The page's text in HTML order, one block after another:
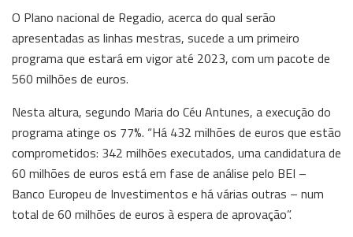
O Plano nacional de Regadio, acerca do qual serão
apresentadas as linhas mestras, sucede a um primeiro
programa que estará em vigor até 2023, com um pacote de
560 milhões de euros.
Nesta altura, segundo Maria do Céu Antunes, a execução do
programa atinge os 77%. “Há 432 milhões de euros que estão
comprometidos: 342 milhões executados, uma candidatura de
60 milhões de euros está em fase de análise pelo BEI –
Banco Europeu de Investimentos e há várias outras – num
total de 60 milhões de euros à espera de aprovação”.